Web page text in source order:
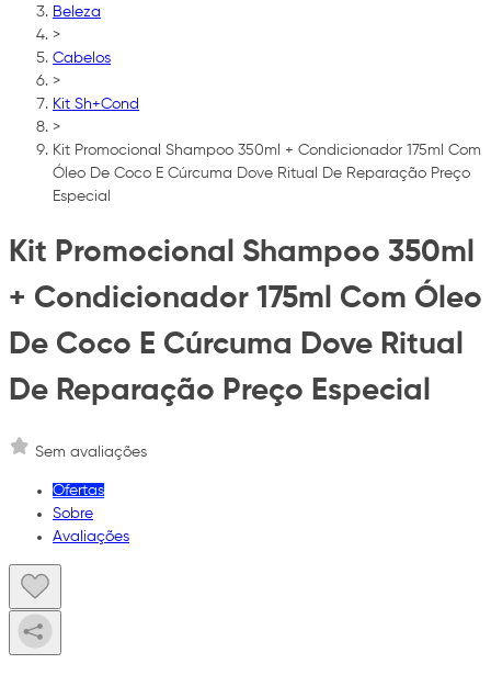
Beleza
>
Cabelos
>
Kit Sh+Cond
>
Kit Promocional Shampoo 350ml + Condicionador 175ml Com
Óleo De Coco E Cúrcuma Dove Ritual De Reparação Preço
Especial
Kit Promocional Shampoo 350ml
+ Condicionador 175ml Com Óleo
De Coco E Cúrcuma Dove Ritual
De Reparação Preço Especial
Sem avaliações
Ofertas
Sobre
Avaliações